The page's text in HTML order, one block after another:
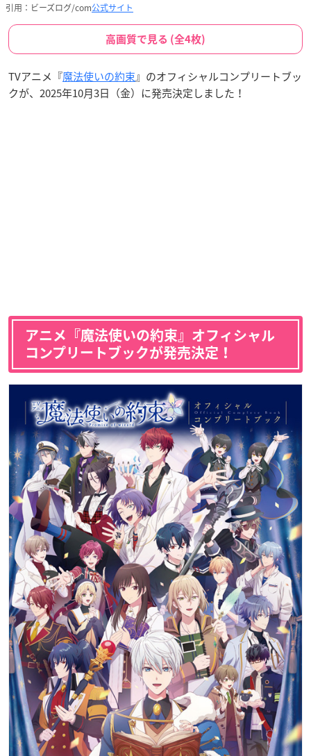
引用：ビーズログ/com公式サイト
高画質で見る (全4枚)
TVアニメ『魔法使いの約束』のオフィシャルコンプリートブッ
クが、2025年10月3日（金）に発売決定しました！
アニメ『魔法使いの約束』オフィシャル
コンプリートブックが発売決定！